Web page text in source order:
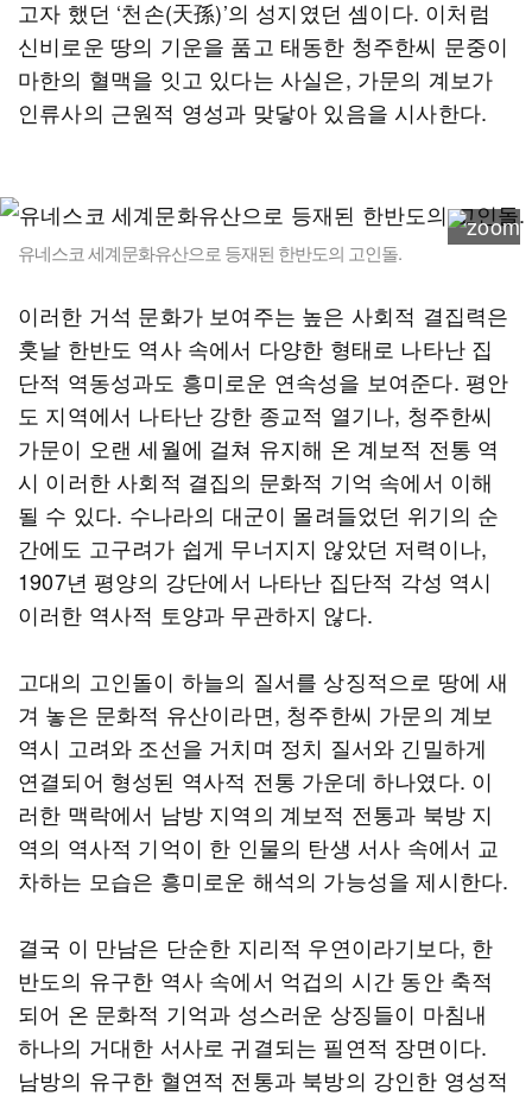
고자 했던 ‘천손(天孫)’의 성지였던 셈이다. 이처럼
신비로운 땅의 기운을 품고 태동한 청주한씨 문중이
마한의 혈맥을 잇고 있다는 사실은, 가문의 계보가
인류사의 근원적 영성과 맞닿아 있음을 시사한다.
유네스코 세계문화유산으로 등재된 한반도의 고인돌.
이러한 거석 문화가 보여주는 높은 사회적 결집력은
훗날 한반도 역사 속에서 다양한 형태로 나타난 집
단적 역동성과도 흥미로운 연속성을 보여준다. 평안
도 지역에서 나타난 강한 종교적 열기나, 청주한씨
가문이 오랜 세월에 걸쳐 유지해 온 계보적 전통 역
시 이러한 사회적 결집의 문화적 기억 속에서 이해
될 수 있다. 수나라의 대군이 몰려들었던 위기의 순
간에도 고구려가 쉽게 무너지지 않았던 저력이나,
1907년 평양의 강단에서 나타난 집단적 각성 역시
이러한 역사적 토양과 무관하지 않다.
고대의 고인돌이 하늘의 질서를 상징적으로 땅에 새
겨 놓은 문화적 유산이라면, 청주한씨 가문의 계보
역시 고려와 조선을 거치며 정치 질서와 긴밀하게
연결되어 형성된 역사적 전통 가운데 하나였다. 이
러한 맥락에서 남방 지역의 계보적 전통과 북방 지
역의 역사적 기억이 한 인물의 탄생 서사 속에서 교
차하는 모습은 흥미로운 해석의 가능성을 제시한다.
결국 이 만남은 단순한 지리적 우연이라기보다, 한
반도의 유구한 역사 속에서 억겁의 시간 동안 축적
되어 온 문화적 기억과 성스러운 상징들이 마침내
하나의 거대한 서사로 귀결되는 필연적 장면이다.
남방의 유구한 혈연적 전통과 북방의 강인한 영성적